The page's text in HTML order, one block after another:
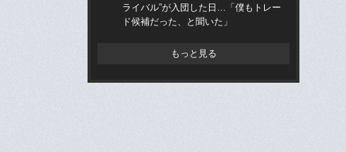
ライバル”が入団した日…「僕もトレー
ド候補だった、と聞いた」
もっと見る